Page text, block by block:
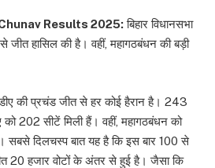
Results 2025:बिहार विधानसभा
जीत हासिल की है। वहीं, महागठबंधन की बड़ी
की प्रचंड जीत से हर कोई हैरान है। 243
को 202 सीटें मिली हैं। वहीं, महागठबंधन को
सबसे दिलचस्प बात यह है कि इस बार 100 से
20 हजार वोटों के अंतर से हुई है। जैसा कि